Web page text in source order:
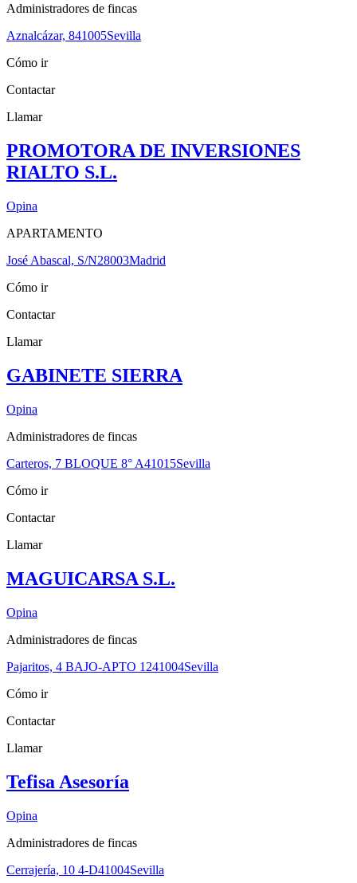
Administradores de fincas
Aznalcázar, 841005Sevilla
Cómo ir
Contactar
Llamar
PROMOTORA DE INVERSIONES
RIALTO S.L.
Opina
APARTAMENTO
José Abascal, S/N28003Madrid
Cómo ir
Contactar
Llamar
GABINETE SIERRA
Opina
Administradores de fincas
Carteros, 7 BLOQUE 8° A41015Sevilla
Cómo ir
Contactar
Llamar
MAGUICARSA S.L.
Opina
Administradores de fincas
Pajaritos, 4 BAJO-APTO 1241004Sevilla
Cómo ir
Contactar
Llamar
Tefisa Asesoría
Opina
Administradores de fincas
Cerrajería, 10 4-D41004Sevilla